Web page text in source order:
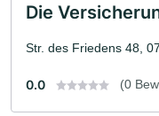
Die
Str. des Friedens 48,
0.0 (0